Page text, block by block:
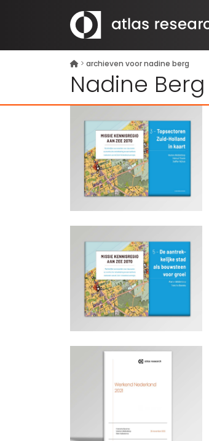
> archieven voor nadine berg
Nadine Berg